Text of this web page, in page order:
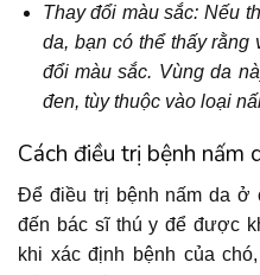
Thay đổi màu sắc: Nếu
da, bạn có thể thấy
đổi màu sắc. Vùng da
đen, tùy thuộc vào loại
Cách điều trị bệnh nấm
Để điều trị bệnh nấm da ở
đến bác sĩ thú y để được
khi xác định bệnh của